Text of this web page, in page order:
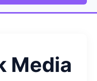
Media